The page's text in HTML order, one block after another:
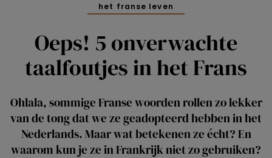
het franse leven
Oeps! 5 onverwachte
taalfoutjes in het Frans
Ohlala, sommige Franse woorden rollen zo lekker
van de tong dat we ze geadopteerd hebben in het
Nederlands. Maar wat betekenen ze écht? En
waarom kun je ze in Frankrijk niet zo gebruiken?